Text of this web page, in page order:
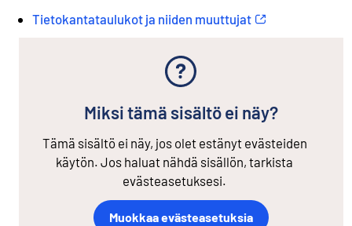
Tietokantataulukot ja niiden muuttujat
Miksi tämä sisältö ei näy?
Tämä sisältö ei näy, jos olet estänyt evästeiden
käytön. Jos haluat nähdä sisällön, tarkista
evästeasetuksesi.
Muokkaa evästeasetuksia